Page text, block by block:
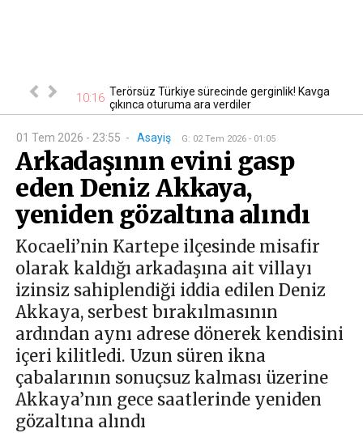
Yoldan 10:16 Terörsüz Türkiye sürecinde gerginlik! Kavga
çıkınca oturuma ara verdiler
01 Tem 2026 - 23:55 - Asayiş G: 02 Tem 2026 - 01:05
Arkadaşının evini gasp
eden Deniz Akkaya,
yeniden gözaltına alındı
Kocaeli’nin Kartepe ilçesinde misafir
olarak kaldığı arkadaşına ait villayı
izinsiz sahiplendiği iddia edilen Deniz
Akkaya, serbest bırakılmasının
ardından aynı adrese dönerek kendisini
içeri kilitledi. Uzun süren ikna
çabalarının sonuçsuz kalması üzerine
Akkaya’nın gece saatlerinde yeniden
gözaltına alındı